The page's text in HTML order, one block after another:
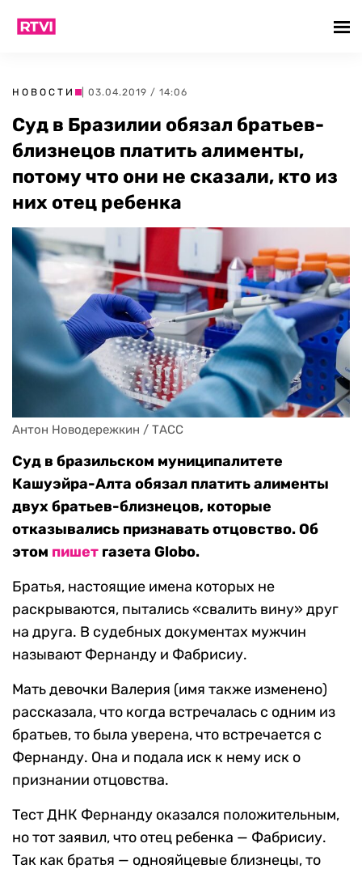
НОВОСТИ | 03.04.2019 / 14:06
Суд в Бразилии обязал братьев-
близнецов платить алименты,
потому что они не сказали, кто из
них отец ребенка
Антон Новодережкин / ТАСС
Суд в бразильском муниципалитете
Кашуэйра-Алта обязал платить алименты
двух братьев-близнецов, которые
отказывались признавать отцовство. Об
этом пишет газета Globo.
Братья, настоящие имена которых не
раскрываются, пытались «свалить вину» друг
на друга. В судебных документах мужчин
называют Фернанду и Фабрисиу.
Мать девочки Валерия (имя также изменено)
рассказала, что когда встречалась с одним из
братьев, то была уверена, что встречается с
Фернанду. Она и подала иск к нему иск о
признании отцовства.
Тест ДНК Фернанду оказался положительным,
но тот заявил, что отец ребенка — Фабрисиу.
Так как братья — однояйцевые близнецы, то